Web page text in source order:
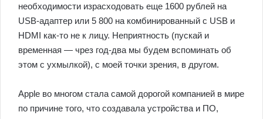
необходимости израсходовать еще 1600 рублей на
USB-адаптер или 5 800 на комбинированный с USB и
HDMI как-то не к лицу. Неприятность (пускай и
временная — чрез год-два мы будем вспоминать об
этом с ухмылкой), с моей точки зрения, в другом.
Apple во многом стала самой дорогой компанией в мире
по причине того, что создавала устройства и ПО,